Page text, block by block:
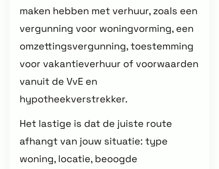
maken hebben met verhuur, zoals een
vergunning voor woningvorming, een
omzettingsvergunning, toestemming
voor vakantieverhuur of voorwaarden
vanuit de VvE en
hypotheekverstrekker.
Het lastige is dat de juiste route
afhangt van jouw situatie: type
woning, locatie, beoogde